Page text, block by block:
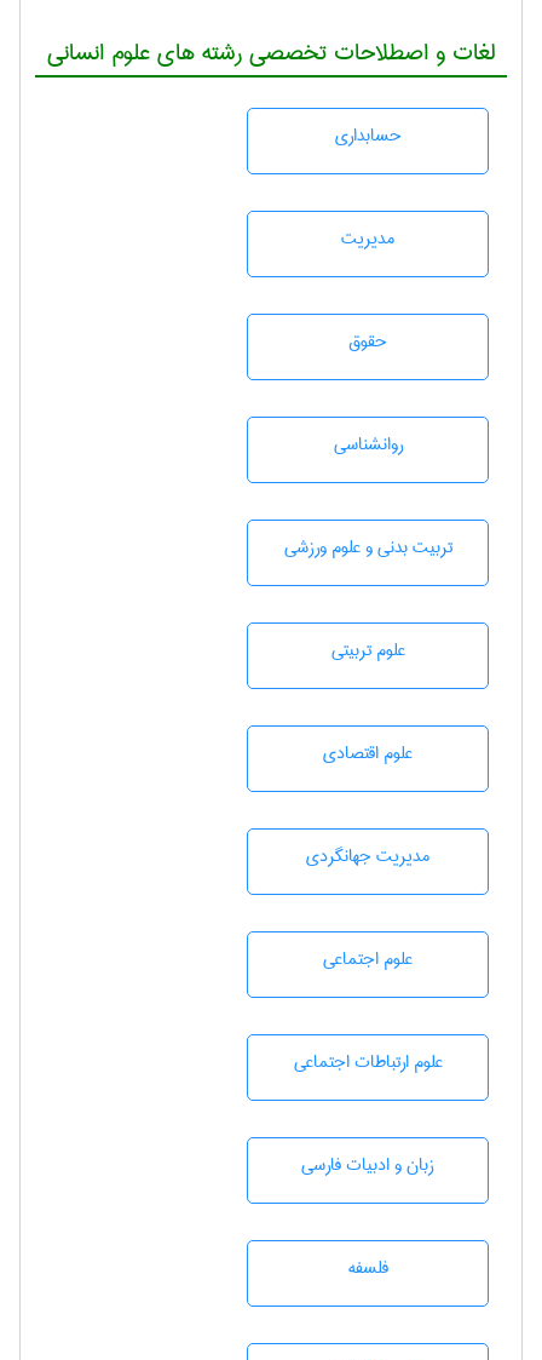
لغات و اصطلاحات تخصصی رشته های علوم انسانی
حسابداری
مديريت
حقوق
روانشناسی
تربيت بدنی و علوم ورزشی
علوم تربيتی
علوم اقتصادی
مديريت جهانگردی
علوم اجتماعی
علوم ارتباطات اجتماعی
زبان و ادبيات فارسی
فلسفه